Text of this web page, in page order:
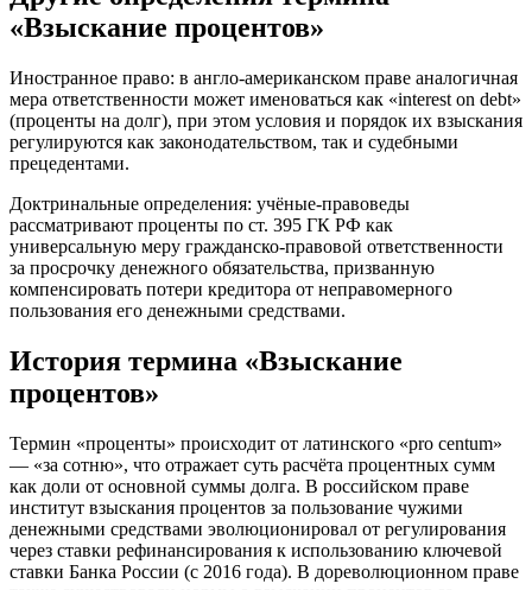
«Взыскание процентов»
Иностранное право: в англо-американском праве аналогичная
мера ответственности может именоваться как «interest on debt»
(проценты на долг), при этом условия и порядок их взыскания
регулируются как законодательством, так и судебными
прецедентами.
Доктринальные определения: учёные-правоведы
рассматривают проценты по ст. 395 ГК РФ как
универсальную меру гражданско-правовой ответственности
за просрочку денежного обязательства, призванную
компенсировать потери кредитора от неправомерного
пользования его денежными средствами.
История термина «Взыскание
процентов»
Термин «проценты» происходит от латинского «pro centum»
— «за сотню», что отражает суть расчёта процентных сумм
как доли от основной суммы долга. В российском праве
институт взыскания процентов за пользование чужими
денежными средствами эволюционировал от регулирования
через ставки рефинансирования к использованию ключевой
ставки Банка России (с 2016 года). В дореволюционном праве